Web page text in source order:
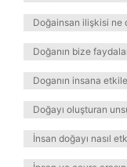
Doğainsan ilişkisi ne
Doğanın bize
Doganın insana
Doğayı oluşturan
İnsan doğayı nasıl